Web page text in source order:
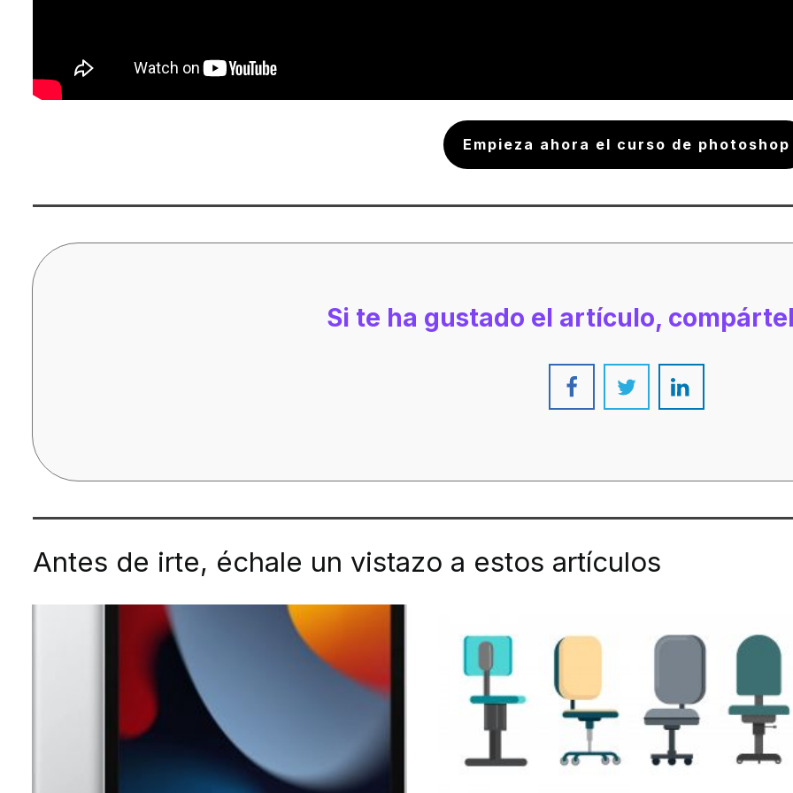
Empieza ahora el curso de photoshop
Si te ha gustado el artículo,
Antes de irte, échale un vistazo a estos artículos